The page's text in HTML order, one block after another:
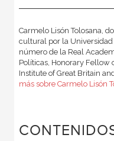
Carmelo Lisón Tolosana,
cultural por la
número de la Real
Políticas, Honorary Fellow
Institute of Great Britain
más sobre Carmelo Lisón